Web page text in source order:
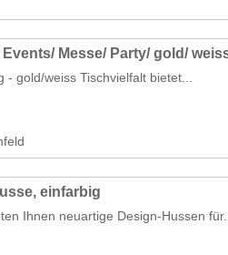
gold/weiss Tischvielfalt bietet...
einfarbig
Ihnen neuartige Design-Hussen für...